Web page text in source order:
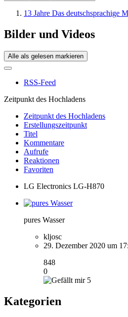
13 Jahre Das deutschsprachige
Bilder und Videos
Alle als gelesen markieren
RSS-Feed
Zeitpunkt des Hochladens
Zeitpunkt des Hochladens
Erstellungszeitpunkt
Titel
Kommentare
Aufrufe
Reaktionen
Favoriten
LG Electronics LG-H870
pures Wasser
kljosc
29. Dezember 2020 um
848
0
5
Kategorien